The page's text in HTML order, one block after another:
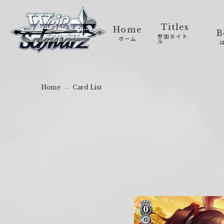
ァ
Home
ホーム
Titles
参加タイト
ル
Home Card List